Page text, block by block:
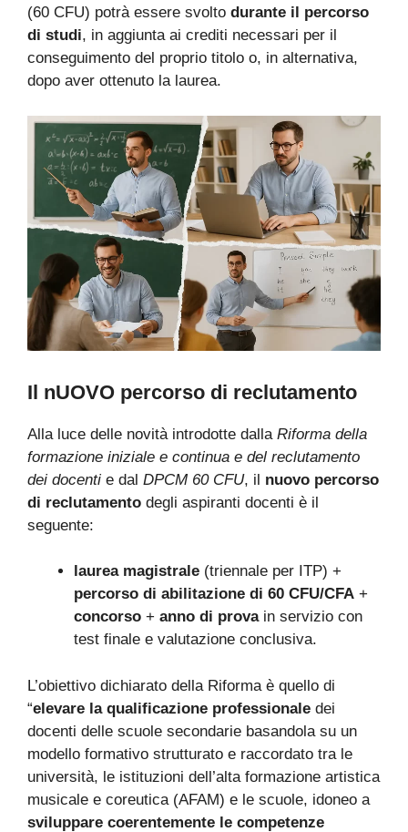
(60 CFU) potrà essere svolto durante il percorso
di studi, in aggiunta ai crediti necessari per il
conseguimento del proprio titolo o, in alternativa,
dopo aver ottenuto la laurea.
Il nUOVO percorso di reclutamento
Alla luce delle novità introdotte dalla Riforma della
formazione iniziale e continua e del reclutamento
dei docenti e dal DPCM 60 CFU, il nuovo percorso
di reclutamento degli aspiranti docenti è il
seguente:
laurea magistrale (triennale per ITP) +
percorso di abilitazione di 60 CFU/CFA +
concorso + anno di provain servizio con
test finale e valutazione conclusiva.
L’obiettivo dichiarato della Riforma è quello di
“elevare la qualificazione professionale dei
docenti delle scuole secondarie basandola su un
modello formativo strutturato e raccordato tra le
università, le istituzioni dell’alta formazione artistica
musicale e coreutica (AFAM) e le scuole, idoneo a
sviluppare coerentemente le competenze